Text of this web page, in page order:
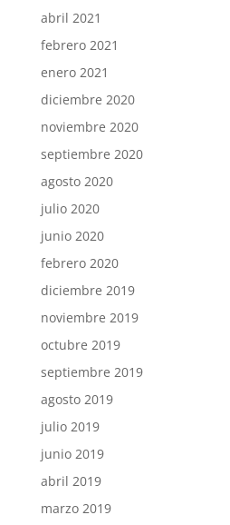
abril 2021
febrero 2021
enero 2021
diciembre 2020
noviembre 2020
septiembre 2020
agosto 2020
julio 2020
junio 2020
febrero 2020
diciembre 2019
noviembre 2019
octubre 2019
septiembre 2019
agosto 2019
julio 2019
junio 2019
abril 2019
marzo 2019